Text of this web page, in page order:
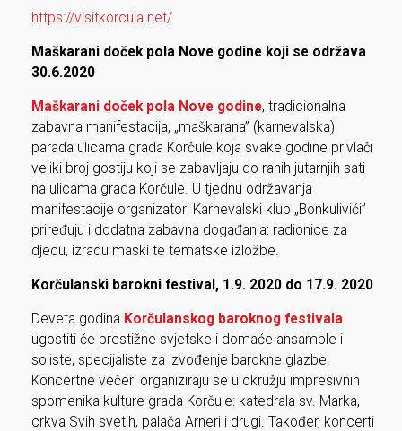
https://visitkorcula.net/
Maškarani doček pola Nove godine koji se održava
30.6.2020
Maškarani doček pola Nove godine, tradicionalna
zabavna manifestacija, „maškarana” (karnevalska)
parada ulicama grada Korčule koja svake godine privlači
veliki broj gostiju koji se zabavljaju do ranih jutarnjih sati
na ulicama grada Korčule. U tjednu održavanja
manifestacije organizatori Karnevalski klub „Bonkulivići”
priređuju i dodatna zabavna događanja: radionice za
djecu, izradu maski te tematske izložbe.
Korčulanski barokni festival, 1.9. 2020 do 17.9. 2020
Deveta godina Korčulanskog baroknog festivala
ugostiti će prestižne svjetske i domaće ansamble i
soliste, specijaliste za izvođenje barokne glazbe.
Koncertne večeri organiziraju se u okružju impresivnih
spomenika kulture grada Korčule: katedrala sv. Marka,
crkva Svih svetih, palača Arneri i drugi. Također, koncerti